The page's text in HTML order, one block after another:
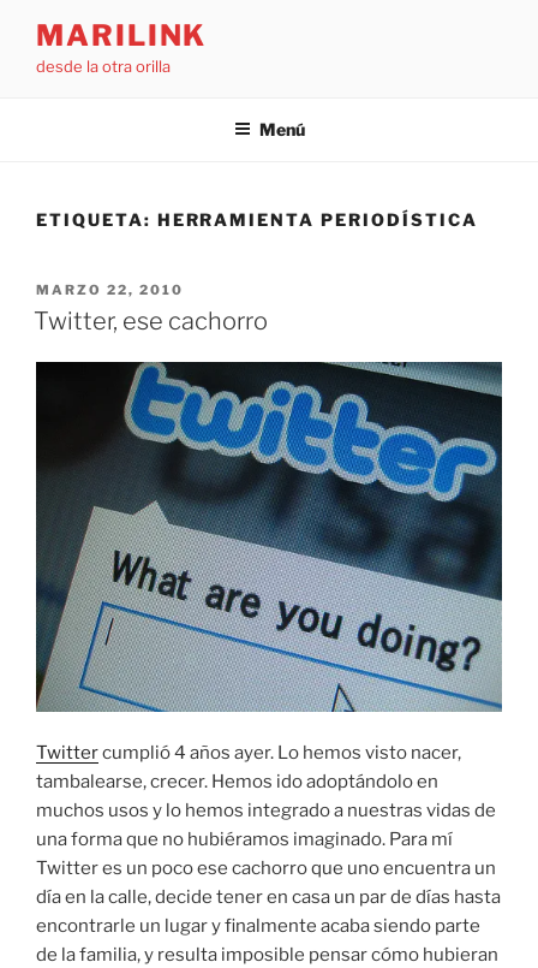
contenido
MARILINK
desde la otra orilla
Menú
ETIQUETA: HERRAMIENTA PERIODÍSTICA
PUBLICADO
EL
MARZO 22, 2010
Twitter, ese cachorro
Twittercumplió 4 años ayer. Lo hemos visto nacer,
tambalearse, crecer. Hemos ido adoptándolo en
muchos usos y lo hemos integrado a nuestras vidas de
una forma que no hubiéramos imaginado. Para mí
Twitter es un poco ese cachorro que uno encuentra un
día en la calle, decide tener en casa un par de días hasta
encontrarle un lugar y finalmente acaba siendo parte
de la familia, y resulta imposible pensar cómo hubieran